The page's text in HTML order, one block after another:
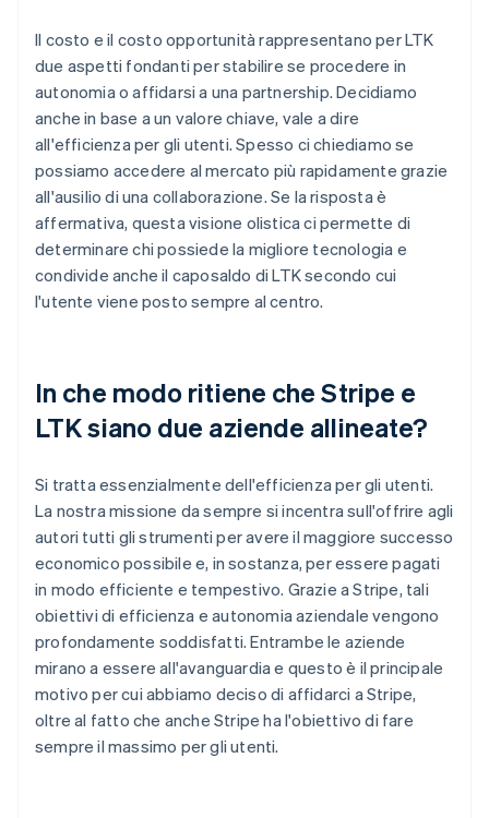
Il costo e il costo opportunità rappresentano per LTK
due aspetti fondanti per stabilire se procedere in
autonomia o affidarsi a una partnership. Decidiamo
anche in base a un valore chiave, vale a dire
all'efficienza per gli utenti. Spesso ci chiediamo se
possiamo accedere al mercato più rapidamente grazie
all'ausilio di una collaborazione. Se la risposta è
affermativa, questa visione olistica ci permette di
determinare chi possiede la migliore tecnologia e
condivide anche il caposaldo di LTK secondo cui
l'utente viene posto sempre al centro.
In che modo ritiene che Stripe e
LTK siano due aziende allineate?
Si tratta essenzialmente dell'efficienza per gli utenti.
La nostra missione da sempre si incentra sull'offrire agli
autori tutti gli strumenti per avere il maggiore successo
economico possibile e, in sostanza, per essere pagati
in modo efficiente e tempestivo. Grazie a Stripe, tali
obiettivi di efficienza e autonomia aziendale vengono
profondamente soddisfatti. Entrambe le aziende
mirano a essere all'avanguardia e questo è il principale
motivo per cui abbiamo deciso di affidarci a Stripe,
oltre al fatto che anche Stripe ha l'obiettivo di fare
sempre il massimo per gli utenti.